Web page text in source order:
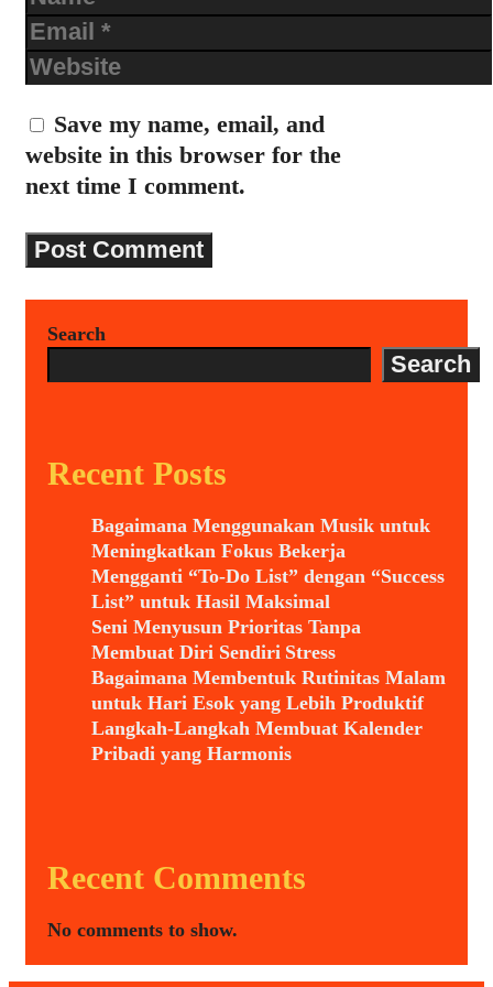
Email
Website
Save my name, email, and
website in this browser for the
next time I comment.
Search
Search
Recent Posts
Bagaimana Menggunakan Musik untuk
Meningkatkan Fokus Bekerja
Mengganti “To-Do List” dengan “Success
List” untuk Hasil Maksimal
Seni Menyusun Prioritas Tanpa
Membuat Diri Sendiri Stress
Bagaimana Membentuk Rutinitas Malam
untuk Hari Esok yang Lebih Produktif
Langkah-Langkah Membuat Kalender
Pribadi yang Harmonis
Recent Comments
No comments to show.